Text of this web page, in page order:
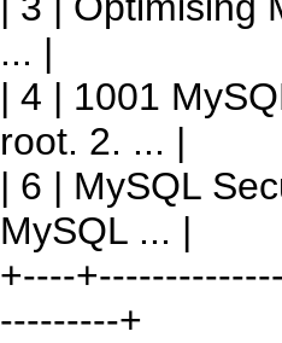
... |
| 4 | 1001
root. 2. ... |
| 6 | MySQL
MySQL ... |
+----
---------+